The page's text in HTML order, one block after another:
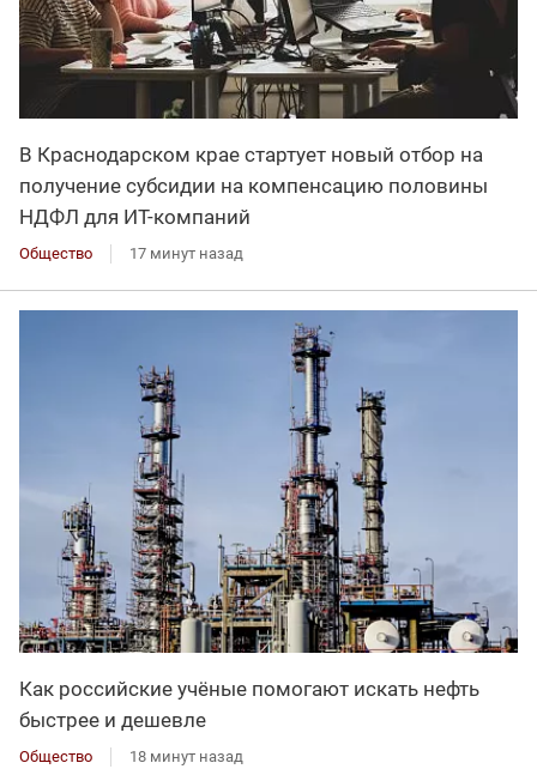
В Краснодарском крае стартует новый отбор на
получение субсидии на компенсацию половины
НДФЛ для ИT-компаний
Общество 17 минут назад
Как российские учёные помогают искать нефть
быстрее и дешевле
Общество 18 минут назад